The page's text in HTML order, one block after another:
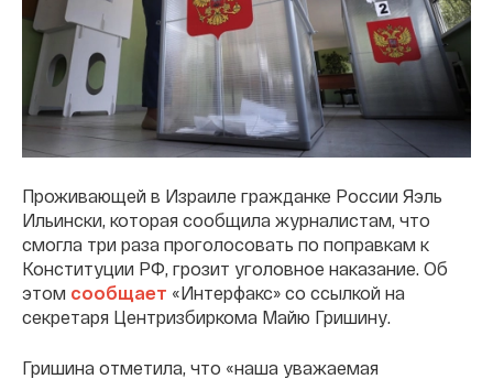
Проживающей в Израиле гражданке России Яэль
Ильински, которая сообщила журналистам, что
смогла три раза проголосовать по поправкам к
Конституции РФ, грозит уголовное наказание. Об
этом сообщает «Интерфакс» со ссылкой на
секретаря Центризбиркома Майю Гришину.
Гришина отметила, что «наша уважаемая